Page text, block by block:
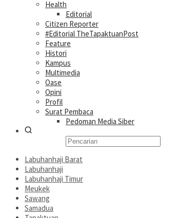
Health
Editorial
Citizen Reporter
#Editorial TheTapaktuanPost
Feature
Histori
Kampus
Multimedia
Oase
Opini
Profil
Surat Pembaca
Pedoman Media Siber
Labuhanhaji Barat
Labuhanhaji
Labuhanhaji Timur
Meukek
Sawang
Samadua